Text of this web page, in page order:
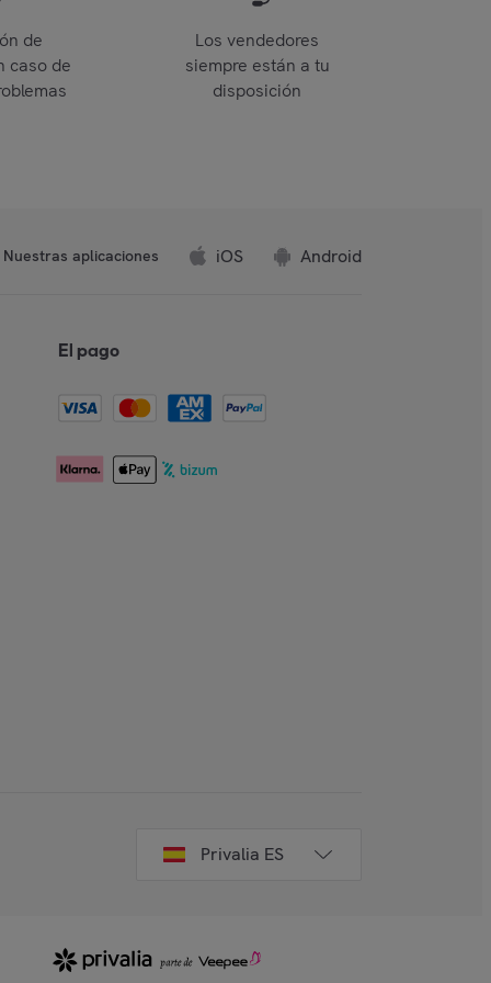
de
caso de
Los vendedores
siempre están a tu
disposición
Nuestras aplicaciones iOS Android
El pago
Privalia ES